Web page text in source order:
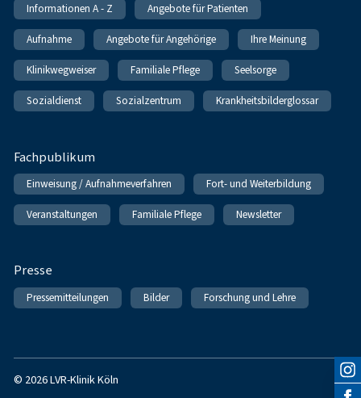
Informationen A - Z Angebote für Patienten
Aufnahme Angebote für Angehörige Ihre Meinung
Klinikwegweiser Familiale Pflege Seelsorge
Sozialdienst Sozialzentrum Krankheitsbilderglossar
Fachpublikum
Einweisung / Aufnahmeverfahren Fort- und Weiterbildung
Veranstaltungen Familiale Pflege Newsletter
Presse
Pressemitteilungen Bilder Forschung und Lehre
© 2026 LVR-Klinik Köln